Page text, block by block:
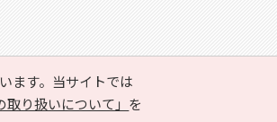
ます。当サイトでは
り扱いについて」 を